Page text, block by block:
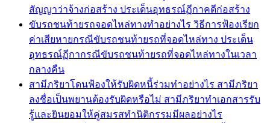
สัญญาว่าจ้างก่อสร้าง ประเด็นอุทธรณ์ฏีกาคดีก่อสร้าง
ขับรถชนท้ายรถจอดไหล่ทางทำอย่างไร วิธีการฟ้องเรียก
ค่าเสียหายกรณีขับรถชนท้ายรถที่จอดไหล่ทาง ประเด็น
อุทธรณ์ฏีกากรณีขับรถชนท้ายรถที่จอดไหล่ทางในเวลา
กลางคืน
สามีภริยาโดนฟ้องให้รับผิดหนี้ร่วมทำอย่างไร สามีภริยา
ลงชื่อเป็นพยานต้องรับผิดหรือไม่ สามีภริยาทำเอกสารรับ
รู้และยินยอมให้คู่สมรสทำนิติกรรมมีผลอย่างไร